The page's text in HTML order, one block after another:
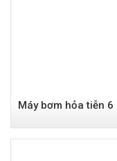
Máy bơm hỏa tiễn